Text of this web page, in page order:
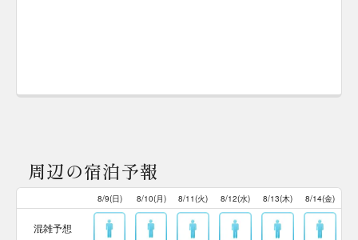
周辺の宿泊予報
8/9(日) 8/10(月) 8/11(火) 8/12(水) 8/13(木) 8/14(金)
混雑予想